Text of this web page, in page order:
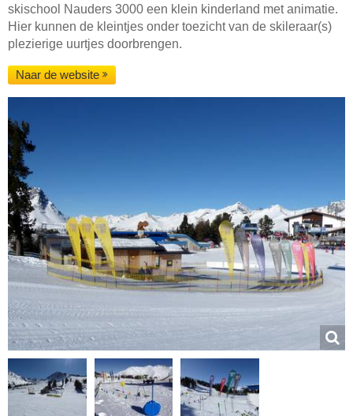
skischool Nauders 3000 een klein kinderland met animatie.
Hier kunnen de kleintjes onder toezicht van de skileraar(s)
plezierige uurtjes doorbrengen.
Naar de website